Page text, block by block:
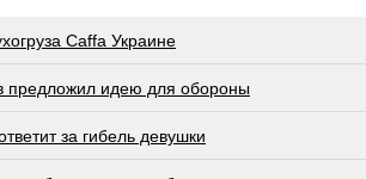
Caffa Украине
предложил идею для обороны
за гибель девушки